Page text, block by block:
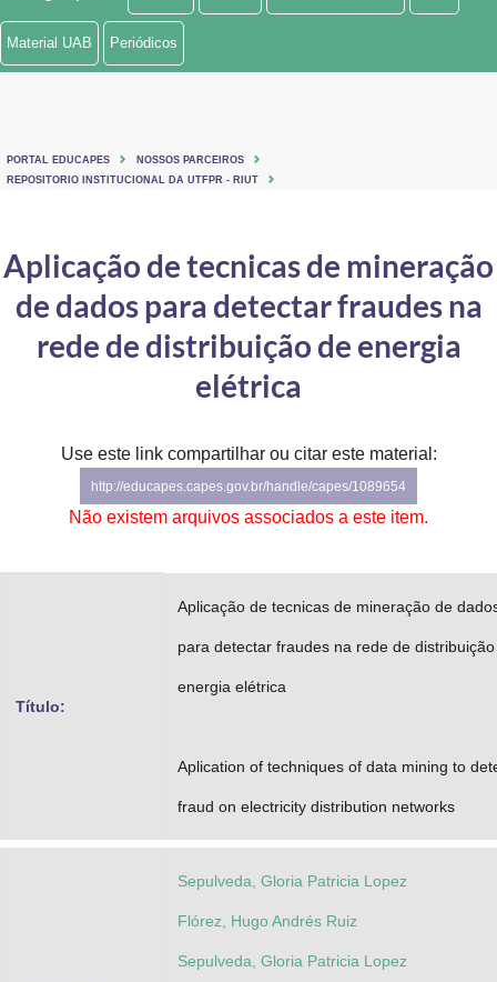
Ministério de Minas e Energia
Ministério do Turismo
Controladoria-Geral da União
Ministério da Mulher, da Família e dos Direitos Humanos
Gabinete de Segurança Institucional
Advocacia-Geral da União
Material UAB Periódicos
PORTAL EDUCAPES
NOSSOS PARCEIROS
REPOSITORIO INSTITUCIONAL DA UTFPR - RIUT
Aplicação de tecnicas de mineração
de dados para detectar fraudes na
rede de distribuição de energia
elétrica
Use este link compartilhar ou citar este material:
http://educapes.capes.gov.br/handle/capes/1089654
Não existem arquivos associados a este item.
Título:
Aplicação de tecnicas de mineração de
para detectar fraudes na rede de
energia elétrica
Aplication of techniques of data mining to
fraud on electricity distribution networks
Sepulveda, Gloria Patricia Lopez
Flórez, Hugo Andrés Ruiz
Sepulveda, Gloria Patricia Lopez